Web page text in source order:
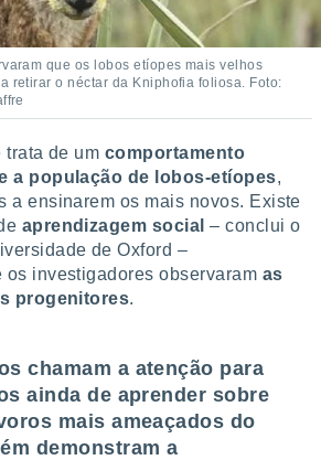
que os lobos etíopes mais velhos
retirar o néctar da Kniphofia foliosa. Foto:
trata de um comportamento
a população de lobos-etíopes,
a ensinarem os mais novos. Existe
aprendizagem social – conclui o
de Oxford –
os investigadores observaram as
progenitores.
chamam a atenção para
ainda de aprender sobre
mais ameaçados do
demonstram a